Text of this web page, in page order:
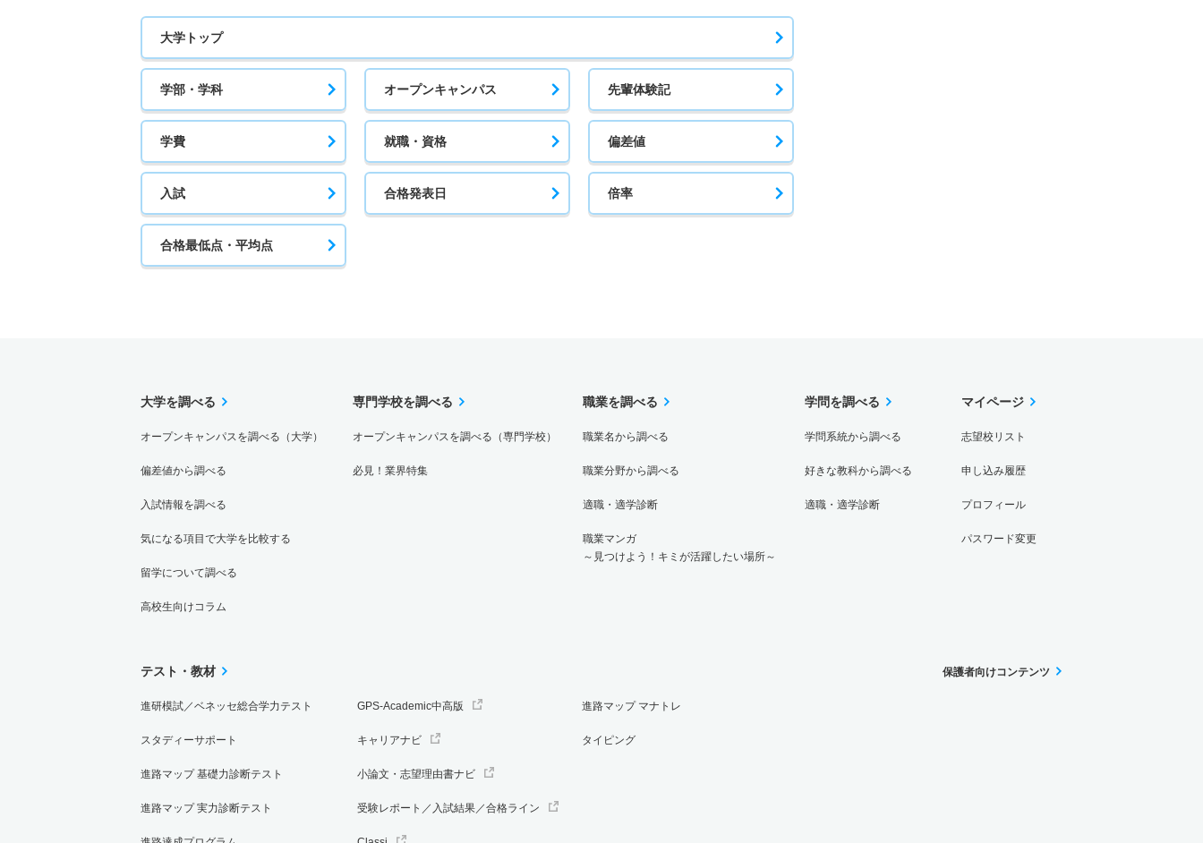
大学トップ
学部・学科 オープンキャンパス 先輩体験記
学費 就職・資格 偏差値
入試 合格発表日 倍率
合格最低点・平均点
大学を調べる
オープンキャンパスを調べる（大学）
偏差値から調べる
入試情報を調べる
気になる項目で大学を比較する
留学について調べる
高校生向けコラム
専門学校を調べる
オープンキャンパスを調べる（専門学校）
必見！業界特集
職業を調べる
職業名から調べる
職業分野から調べる
適職・適学診断
職業マンガ
～見つけよう！キミが活躍したい場所～
学問を調べる
学問系統から調べる
好きな教科から調べる
適職・適学診断
マイページ
志望校リスト
申し込み履歴
プロフィール
パスワード変更
テスト・教材
進研模試／ベネッセ総合学力テスト
スタディーサポート
進路マップ 基礎力診断テスト
進路マップ 実力診断テスト
GPS-Academic中高版
キャリアナビ
小論文・志望理由書ナビ
受験レポート／入試結果／合格ライン
進路マップ マナトレ
タイピング
保護者向けコンテンツ